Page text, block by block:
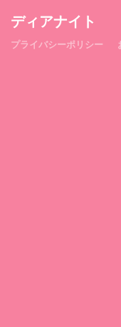
ディアナイト
プライバシーポリシー